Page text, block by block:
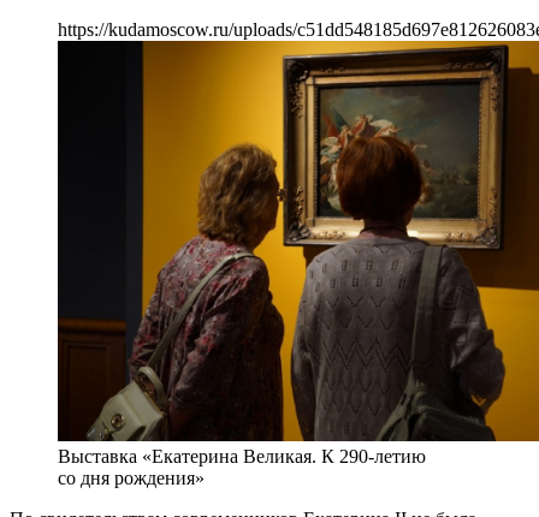
https://kudamoscow.ru/uploads/
Выставка «Екатерина Великая. К 290-летию
со дня рождения»